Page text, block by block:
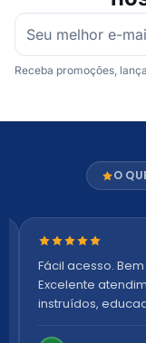
Receba promoções,
O
Nota 5 de 5
Fácil acesso.
Excelente
instruídos,